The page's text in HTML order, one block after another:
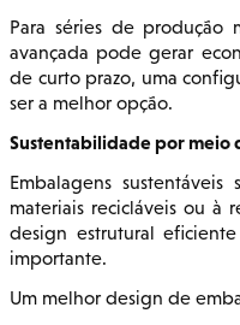
Para séries de produção
avançada pode gerar
de curto prazo, uma
ser a melhor opção.
Sustentabilidade por meio
Embalagens sustentáveis
materiais recicláveis ou à
design estrutural
importante.
Um melhor design de